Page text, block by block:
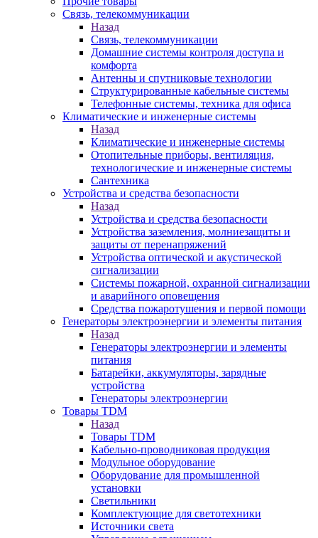
Связь, телекоммуникации
Назад
Связь, телекоммуникации
Домашние системы контроля доступа и
комфорта
Антенны и спутниковые технологии
Структурированные кабельные системы
Телефонные системы, техника для офиса
Климатические и инженерные системы
Назад
Климатические и инженерные системы
Отопительные приборы, вентиляция,
технологические и инженерные системы
Сантехника
Устройства и средства безопасности
Назад
Устройства и средства безопасности
Устройства заземления, молниезащиты и
защиты от перенапряжений
Устройства оптической и акустической
сигнализации
Системы пожарной, охранной сигнализации
и аварийного оповещения
Средства пожаротушения и первой помощи
Генераторы электроэнергии и элементы питания
Назад
Генераторы электроэнергии и элементы
питания
Батарейки, аккумуляторы, зарядные
устройства
Генераторы электроэнергии
Товары TDM
Назад
Товары TDM
Кабельно-проводниковая продукция
Модульное оборудование
Оборудование для промышленной
установки
Светильники
Комплектующие для светотехники
Источники света